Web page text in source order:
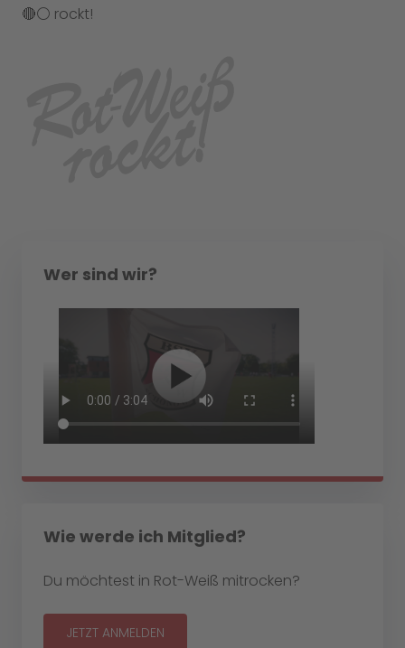
🔴⚪️ rockt!
Wer sind wir?
Wie werde ich Mitglied?
Du möchtest in Rot-Weiß mitrocken?
JETZT ANMELDEN